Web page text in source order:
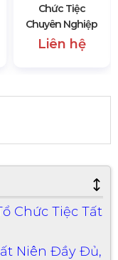
Chức Tiệc
Chuyên Nghiệp
Liên hệ
Chức Tiệc Tất
Niên Đầy Đủ,